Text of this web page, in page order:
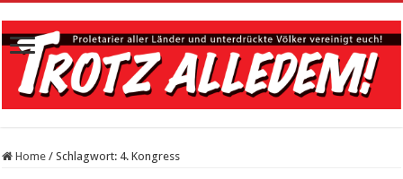
Home / Schlagwort: 4. Kongress